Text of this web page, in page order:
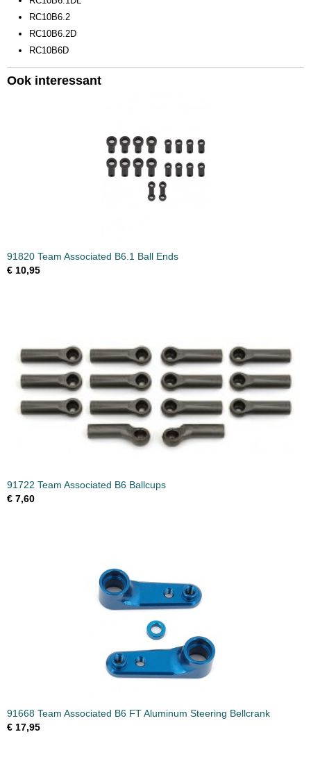
RC10B6.2
RC10B6.2D
RC10B6D
Ook interessant
91820 Team Associated B6.1 Ball Ends
€ 10,95
91722 Team Associated B6 Ballcups
€ 7,60
91668 Team Associated B6 FT Aluminum Steering Bellcrank
€ 17,95